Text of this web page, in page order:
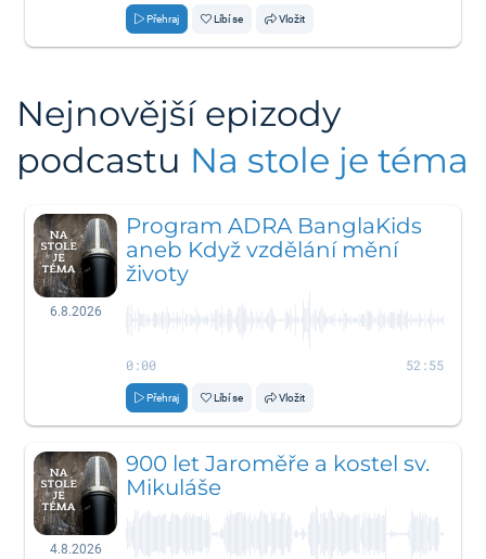
Přehraj Líbí se Vložit
Nejnovější epizody
podcastu Na stole je téma
6.8.2026
Program ADRA BanglaKids
aneb Když vzdělání mění
životy
0:00 52:55
Přehraj Líbí se Vložit
4.8.2026
900 let Jaroměře a kostel sv.
Mikuláše